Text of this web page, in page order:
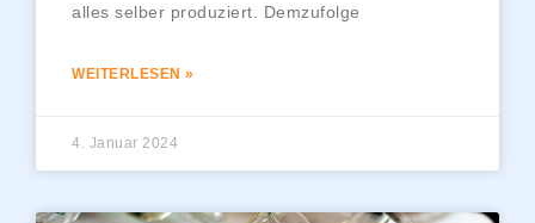
alles selber produziert. Demzufolge
WEITERLESEN »
4. Januar 2024